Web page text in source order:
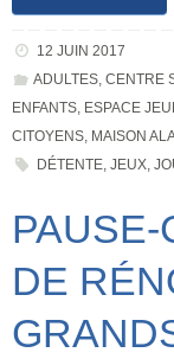
12 JUIN 2017
ADULTES, CENTRE
ENFANTS, ESPACE
CITOYENS, MAISON
DÉTENTE, JEUX,
DE